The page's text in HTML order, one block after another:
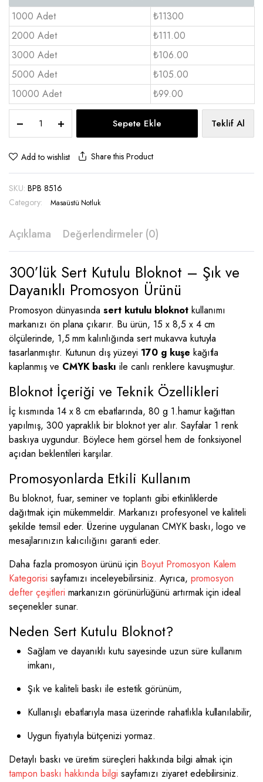
1000 Adet
₺11300
2000 Adet
₺111.00
3000 Adet
₺106.00
5000 Adet
₺105.00
10000 Adet
₺99.00
Kutulu
Bloknot
300
-
BPB
8516
Sepete Ekle Teklif Al
Add to wishlist Share this Product
SKU: BPB 8516
Category:
Masaüstü Notluk
Açıklama Değerlendirmeler (0)
300’lük Sert Kutulu Bloknot – Şık ve
Dayanıklı Promosyon Ürünü
Promosyon dünyasındasert kutulu bloknotkullanımı
markanızı ön plana çıkarır. Bu ürün, 15 x 8,5 x 4 cm
ölçülerinde, 1,5 mm kalınlığında sert mukavva kutuyla
tasarlanmıştır. Kutunun dış yüzeyi 170 g kuşe kağıtla
kaplanmış ve CMYK baskı ile canlı renklere kavuşmuştur.
Bloknot İçeriği ve Teknik Özellikleri
İç kısmında 14 x 8 cm ebatlarında, 80 g 1.hamur kağıttan
yapılmış, 300 yapraklık bir bloknot yer alır. Sayfalar 1 renk
baskıya uygundur. Böylece hem görsel hem de fonksiyonel
açıdan beklentileri karşılar.
Promosyonlarda Etkili Kullanım
Bu bloknot, fuar, seminer ve toplantı gibi etkinliklerde
dağıtmak için mükemmeldir. Markanızı profesyonel ve kaliteli
şekilde temsil eder. Üzerine uygulanan CMYK baskı, logo ve
mesajlarınızın kalıcılığını garanti eder.
Daha fazla promosyon ürünü için Boyut Promosyon Kalem
Kategorisi sayfamızı inceleyebilirsiniz. Ayrıca, promosyon
defter çeşitleri markanızın görünürlüğünü artırmak için ideal
seçenekler sunar.
Neden Sert Kutulu Bloknot?
Sağlam ve dayanıklı kutu sayesinde uzun süre kullanım
imkanı,
Şık ve kaliteli baskı ile estetik görünüm,
Kullanışlı ebatlarıyla masa üzerinde rahatlıkla kullanılabilir,
Uygun fiyatıyla bütçenizi yormaz.
Detaylı baskı ve üretim süreçleri hakkında bilgi almak için
tampon baskı hakkında bilgi sayfamızı ziyaret edebilirsiniz.